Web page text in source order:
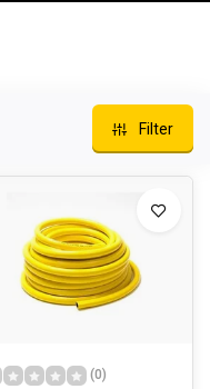
Filter
(0)